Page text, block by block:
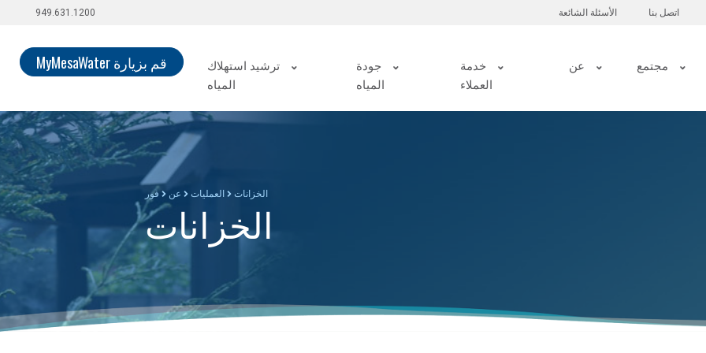
949.631.1200 اتصل بنا الأسئلة الشائعة
مجتمع عن
خدمة
العملاء
جودة
المياه
ترشيد استهلاك
المياه
قم بزيارة MyMesaWater
فور عن العمليات الخزانات
الخزانات